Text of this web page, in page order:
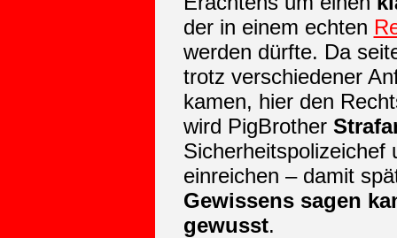
der in einem echten
werden dürfte. Da
trotz verschiedener
kamen, hier den
wird PigBrother
Sicherheitspolizeichef
einreichen – damit
Gewissens sagen
gewusst.